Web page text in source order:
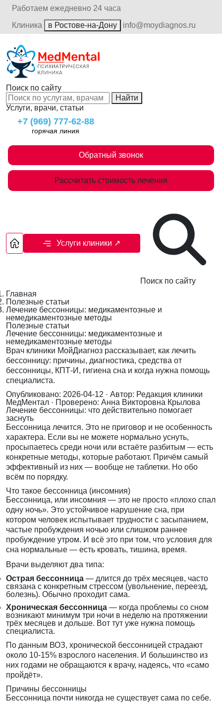
Работаем ежедневно 24 часа
Клиника
в Ростове-на-Дону info@moydiagnos.ru
Поиск по сайту
Найти
Услуги, врачи, статьи
+7 (969) 777-62-88
горячая линия
Обратный звонок
Рассчитать стоимость лечения
Услуги клиники ↗
Поиск по сайту
Главная
Полезные статьи
Лечение бессонницы: медикаментозные и
немедикаментозные методы
Полезные статьи
Лечение бессонницы: медикаментозные и
немедикаментозные методы
Врач клиники МойДиагноз рассказывает, как лечить
бессонницу: причины, диагностика, средства от
бессонницы, КПТ-И, гигиена сна и когда нужна помощь
специалиста.
Опубликовано: 2026-04-12 · Автор: Редакция клиники
МедМентал · Проверено: Анна Викторовна Крылова
Лечение бессонницы: что действительно помогает
заснуть
Бессонница лечится. Это не приговор и не особенность
характера. Если вы не можете нормально уснуть,
просыпаетесь среди ночи или встаёте разбитым — есть
конкретные методы, которые работают. Причём самый
эффективный из них — вообще не таблетки. Но обо
всём по порядку.
Что такое бессонница (инсомния)
Бессонница, или инсомния — это не просто «плохо спал
одну ночь». Это устойчивое нарушение сна, при
котором человек испытывает трудности с засыпанием,
частые пробуждения ночью или слишком раннее
пробуждение утром. И всё это при том, что условия для
сна нормальные — есть кровать, тишина, время.
Врачи выделяют два типа:
Острая бессонница — длится до трёх месяцев, часто
связана с конкретным стрессом (увольнение, переезд,
болезнь). Обычно проходит сама.
Хроническая бессонница — когда проблемы со сном
возникают минимум три ночи в неделю на протяжении
трёх месяцев и дольше. Вот тут уже нужна помощь
специалиста.
По данным ВОЗ, хронической бессонницей страдают
около 10-15% взрослого населения. И большинство из
них годами не обращаются к врачу, надеясь, что «само
пройдёт».
Причины бессонницы
Бессонница почти никогда не существует сама по себе.